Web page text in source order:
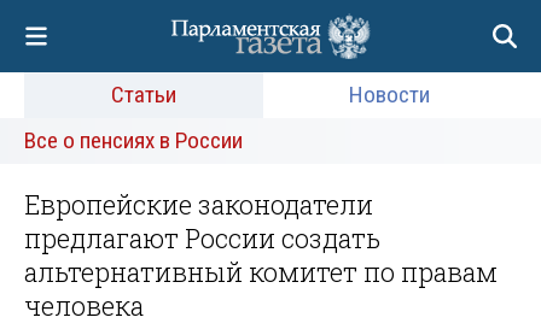
Статьи
Новости
Все о пенсиях в России
Европейские законодатели
предлагают России создать
альтернативный комитет по правам
человека